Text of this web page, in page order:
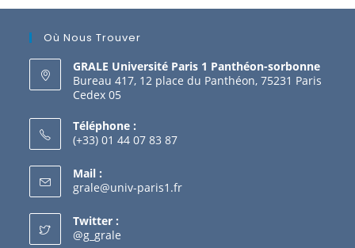
Où Nous Trouver
GRALE Université Paris 1 Panthéon-sorbonne
Bureau 417, 12 place du Panthéon, 75231 Paris
Cedex 05
Téléphone :
(+33) 01 44 07 83 87
Mail :
grale@univ-paris1.fr
Twitter :
@g_grale